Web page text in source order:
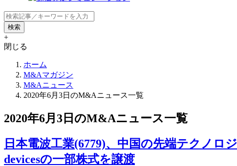
+
閉じる
ホーム
M&Aマガジン
M&Aニュース
2020年6月3日のM&Aニュース一覧
2020年6月3日のM&Aニュース一覧
日本電波工業(6779)、中国の先端テクノロ
devicesの一部株式を譲渡